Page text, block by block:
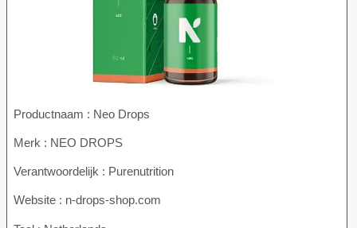
Productnaam : Neo Drops
Merk : NEO DROPS
Verantwoordelijk : Purenutrition
Website : n-drops-shop.com